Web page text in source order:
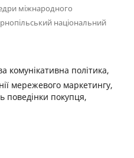
міжнародного
національний
комунікативна політика,
мережевого маркетингу,
поведінки покупця,